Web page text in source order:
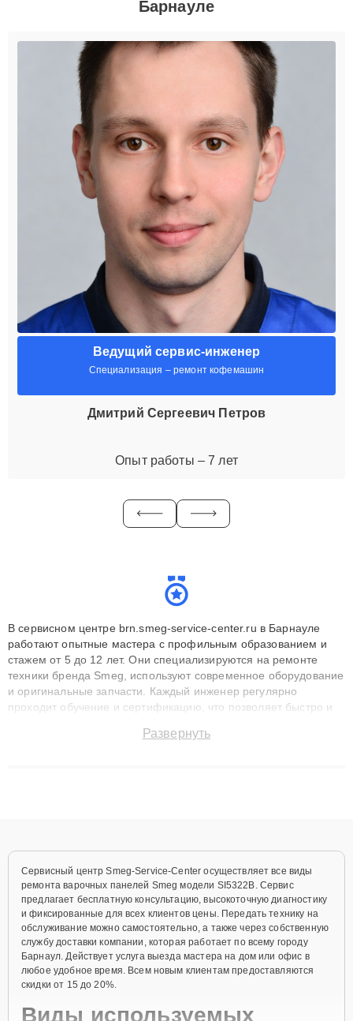
Барнауле
Ведущий сервис-инженер
Специализация – ремонт кофемашин
Дмитрий Сергеевич Петров
Опыт работы – 7 лет
В сервисном центре brn.smeg-service-center.ru в Барнауле
работают опытные мастера с профильным образованием и
стажем от 5 до 12 лет. Они специализируются на ремонте
техники бренда Smeg, используют современное оборудование
и оригинальные запчасти. Каждый инженер регулярно
проходит обучение и сертификацию, что позволяет быстро и
сохранением гарантии до 3 лет. Наши мастера решают
Развернуть
Сервисный центр Smeg-Service-Center осуществляет все виды
ремонта варочных панелей Smeg модели SI5322B. Сервис
предлагает бесплатную консультацию, высокоточную диагностику
и фиксированные для всех клиентов цены. Передать технику на
обслуживание можно самостоятельно, а также через собственную
службу доставки компании, которая работает по всему городу
Барнаул. Действует услуга выезда мастера на дом или офис в
любое удобное время. Всем новым клиентам предоставляются
скидки от 15 до 20%.
Виды используемых